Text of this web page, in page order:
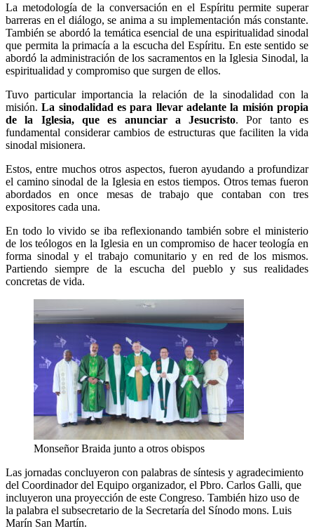
La metodología de la conversación en el Espíritu permite superar
barreras en el diálogo, se anima a su implementación más constante.
También se abordó la temática esencial de una espiritualidad sinodal
que permita la primacía a la escucha del Espíritu. En este sentido se
abordó la administración de los sacramentos en la Iglesia Sinodal, la
espiritualidad y compromiso que surgen de ellos.
Tuvo particular importancia la relación de la sinodalidad con la
misión.La sinodalidad es para llevar adelante la misión propia
de la Iglesia, que es anunciar a Jesucristo. Por tanto es
fundamental considerar cambios de estructuras que faciliten la vida
sinodal misionera.
Estos, entre muchos otros aspectos, fueron ayudando a profundizar
el camino sinodal de la Iglesia en estos tiempos. Otros temas fueron
abordados en once mesas de trabajo que contaban con tres
expositores cada una.
En todo lo vivido se iba reflexionando también sobre el ministerio
de los teólogos en la Iglesia en un compromiso de hacer teología en
forma sinodal y el trabajo comunitario y en red de los mismos.
Partiendo siempre de la escucha del pueblo y sus realidades
concretas de vida.
Monseñor Braida junto a otros obispos
Las jornadas concluyeron con palabras de síntesis y agradecimiento
del Coordinador del Equipo organizador, el Pbro. Carlos Galli, que
incluyeron una proyección de este Congreso. También hizo uso de
la palabra el subsecretario de la Secretaría del Sínodo mons. Luis
Marín San Martín.